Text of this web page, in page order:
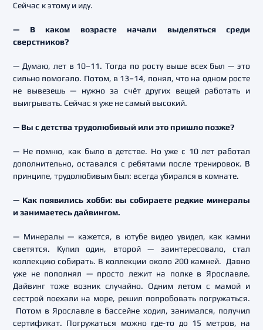
Сейчас к этому и иду.
— В каком возрасте начали выделяться среди
сверстников?
— Думаю, лет в 10–11. Тогда по росту выше всех был — это
сильно помогало. Потом, в 13–14, понял, что на одном росте
не вывезешь — нужно за счёт других вещей работать и
выигрывать. Сейчас я уже не самый высокий.
— Вы с детства трудолюбивый или это пришло позже?
— Не помню, как было в детстве. Но уже с 10 лет работал
дополнительно, оставался с ребятами после тренировок. В
принципе, трудолюбивым был: всегда убирался в комнате.
— Как появились хобби: вы собираете редкие минералы
и занимаетесь дайвингом.
— Минералы — кажется, в ютубе видео увидел, как камни
светятся. Купил один, второй — заинтересовало, стал
коллекцию собирать. В коллекции около 200 камней. Давно
уже не пополнял — просто лежит на полке в Ярославле.
Дайвинг тоже возник случайно. Одним летом с мамой и
сестрой поехали на море, решил попробовать погружаться.
Потом в Ярославле в бассейне ходил, занимался, получил
сертификат. Погружаться можно где-то до 15 метров, на